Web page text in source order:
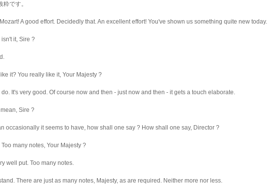
です。
A good effort. Decidedly that. An excellent effort! You've shown us something quite new today.
isn't it, Sire ?
it? You really like it, Your Majesty ?
do. It's very good. Of course now and then - just now and then - it gets a touch elaborate.
Sire ?
occasionally it seems to have, how shall one say ? How shall one say, Director ?
many notes, Your Majesty ?
well put. Too many notes.
There are just as many notes, Majesty, as are required. Neither more nor less.